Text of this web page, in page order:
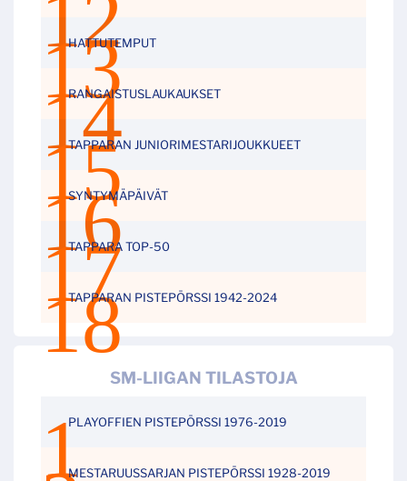
HATTUTEMPUT
RANGAISTUSLAUKAUKSET
TAPPARAN JUNIORIMESTARIJOUKKUEET
SYNTYMÄPÄIVÄT
TAPPARA TOP-50
TAPPARAN PISTEPÖRSSI 1942-2024
SM-LIIGAN TILASTOJA
PLAYOFFIEN PISTEPÖRSSI 1976-2019
MESTARUUSSARJAN PISTEPÖRSSI 1928-2019